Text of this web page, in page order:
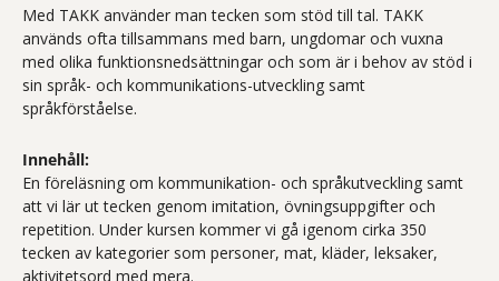
Med TAKK använder man tecken som stöd till tal. TAKK
används ofta tillsammans med barn, ungdomar och vuxna
med olika funktionsnedsättningar och som är i behov av stöd i
sin språk- och kommunikations-utveckling samt
språkförståelse.
Innehåll:
En föreläsning om kommunikation- och språkutveckling samt
att vi lär ut tecken genom imitation, övningsuppgifter och
repetition. Under kursen kommer vi gå igenom cirka 350
tecken av kategorier som personer, mat, kläder, leksaker,
aktivitetsord med mera.